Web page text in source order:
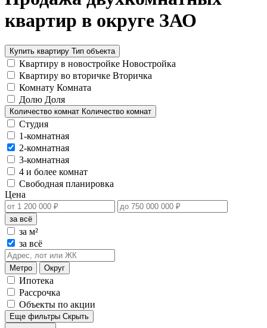
квартир в округе ЗАО
Купить квартиру Тип объекта
Квартиру в новостройке Новостройка
Квартиру во вторичке Вторичка
Комнату Комната
Долю Доля
Количество комнат Количество комнат
Студия
1-комнатная
2-комнатная
3-комнатная
4 и более комнат
Свободная планировка
Цена
за всё
за м²
за всё
Метро Округ
Ипотека
Рассрочка
Объекты по акции
Еще фильтры Скрыть